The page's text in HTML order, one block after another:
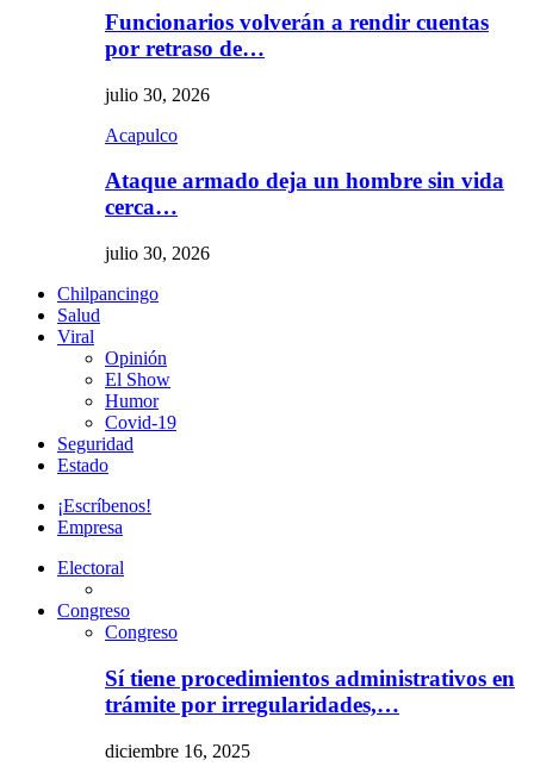
Funcionarios volverán a rendir cuentas
por retraso de…
julio 30, 2026
Acapulco
Ataque armado deja un hombre sin vida
cerca…
julio 30, 2026
Chilpancingo
Salud
Viral
Opinión
El Show
Humor
Covid-19
Seguridad
Estado
¡Escríbenos!
Empresa
Electoral
Congreso
Congreso
Sí tiene procedimientos administrativos en
trámite por irregularidades,…
diciembre 16, 2025